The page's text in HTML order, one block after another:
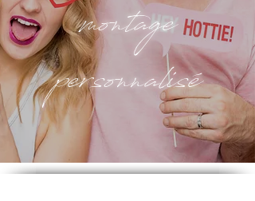
montage
personnalisé